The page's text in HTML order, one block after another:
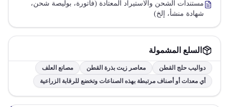
مستندات الشحن والاستيراد المعتادة (فاتورة، بوليصة شحن،
شهادة منشأ، إلخ)
السلع المشمولة
دواليب حلج القطن معاصر زيت بذرة القطن
مصانع العلف
أي معدات أو أصناف مرتبطة بهذه الصناعات وتخضع للرقابة الزراعية